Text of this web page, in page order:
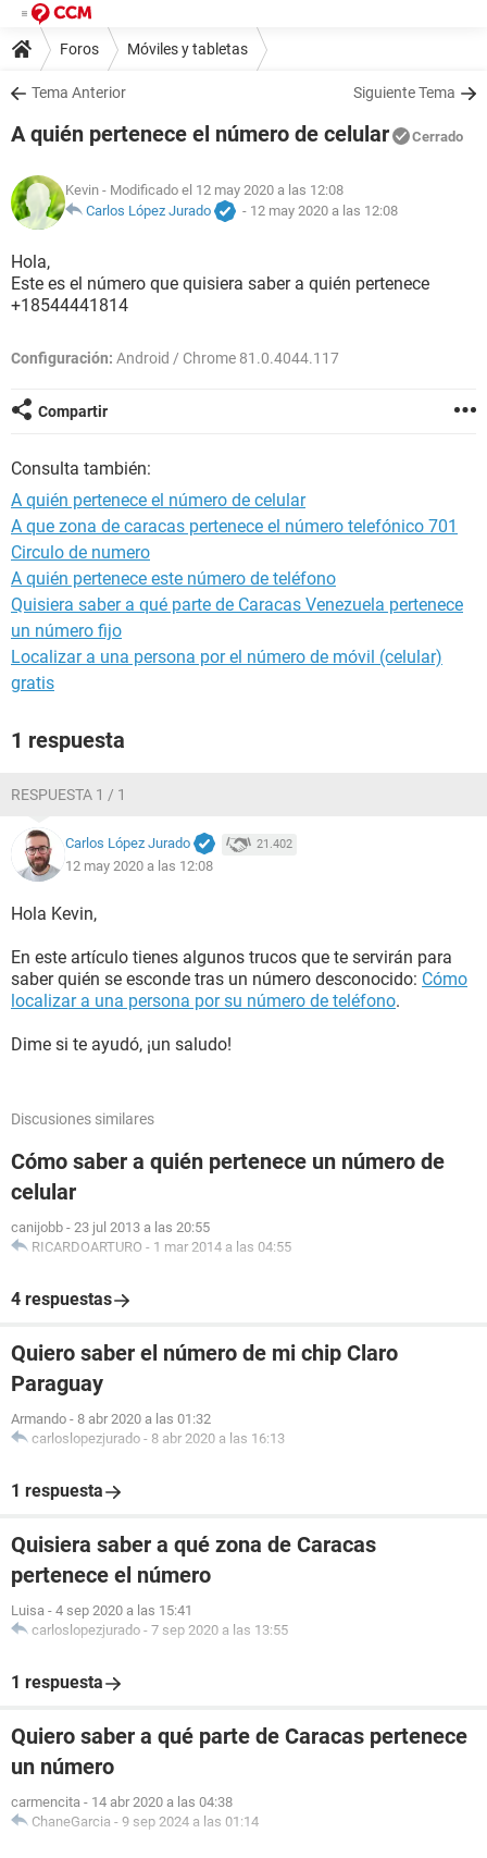
Foros Móviles y tabletas
Tema Anterior Siguiente Tema
A quién pertenece el número de celular Cerrado
Kevin - Modificado el 12 may 2020 a las 12:08
Carlos López Jurado
- 12 may 2020 a las 12:08
Hola,
Este es el número que quisiera saber a quién pertenece
+18544441814
Configuración: Android / Chrome 81.0.4044.117
Compartir
Consulta también:
A quién pertenece el número de celular
A que zona de caracas pertenece el número telefónico 701
Circulo de numero
A quién pertenece este número de teléfono
Quisiera saber a qué parte de Caracas Venezuela pertenece
un número fijo
Localizar a una persona por el número de móvil (celular)
gratis
1 respuesta
RESPUESTA 1 / 1
Carlos López Jurado 21.402
12 may 2020 a las 12:08
Hola Kevin,
En este artículo tienes algunos trucos que te servirán para
saber quién se esconde tras un número desconocido: Cómo
localizar a una persona por su número de teléfono.
Dime si te ayudó, ¡un saludo!
Discusiones similares
Cómo saber a quién pertenece un número de
celular
canijobb - 23 jul 2013 a las 20:55
RICARDOARTURO - 1 mar 2014 a las 04:55
4 respuestas
Quiero saber el número de mi chip Claro
Paraguay
Armando - 8 abr 2020 a las 01:32
carloslopezjurado - 8 abr 2020 a las 16:13
1 respuesta
Quisiera saber a qué zona de Caracas
pertenece el número
Luisa - 4 sep 2020 a las 15:41
carloslopezjurado - 7 sep 2020 a las 13:55
1 respuesta
Quiero saber a qué parte de Caracas pertenece
un número
carmencita - 14 abr 2020 a las 04:38
ChaneGarcia - 9 sep 2024 a las 01:14